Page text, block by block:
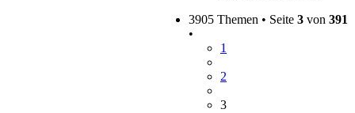
3905 Themen • Seite 3 von 391
•
1
2
3